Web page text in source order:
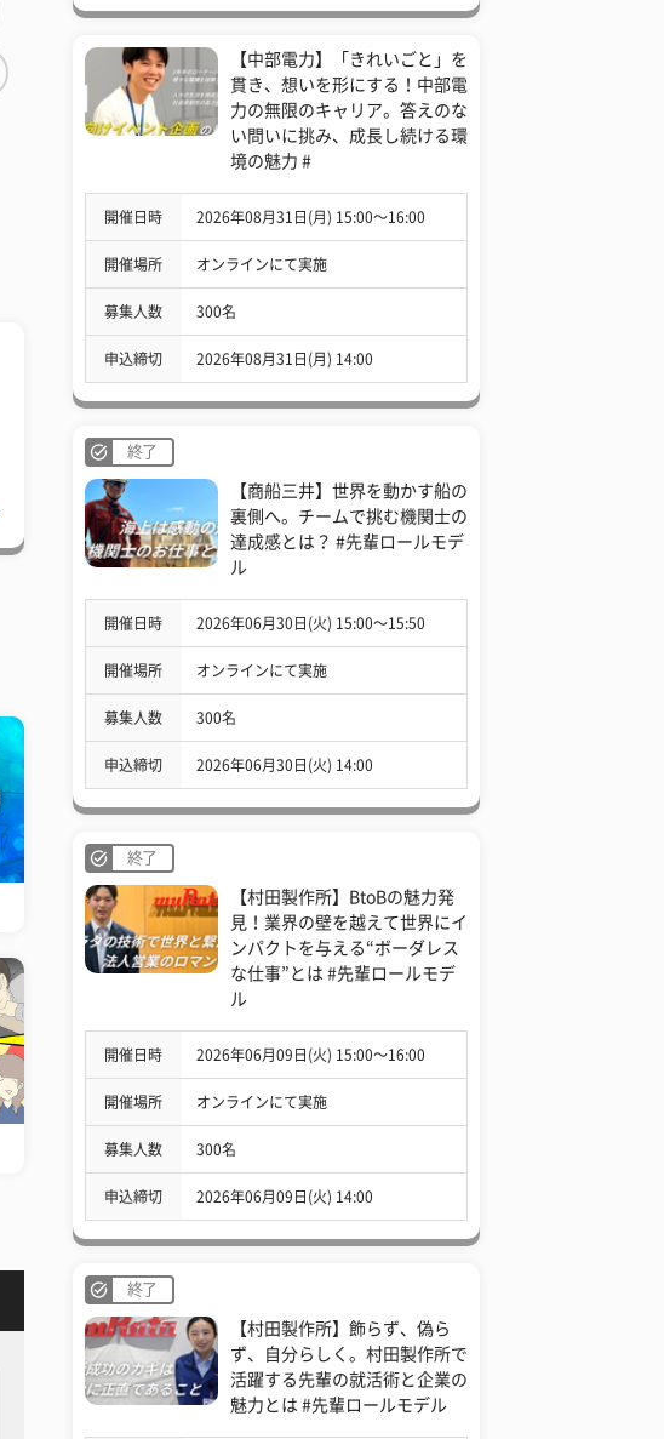
【中部電力】「きれいごと」を
貫き、想いを形にする！中部電
力の無限のキャリア。答えのな
い問いに挑み、成長し続ける環
境の魅力 #
開催日時 2026年08月31日(月) 15:00〜16:00
開催場所 オンラインにて実施
募集人数 300名
申込締切 2026年08月31日(月) 14:00
終了
【商船三井】世界を動かす船の
裏側へ。チームで挑む機関士の
達成感とは？ #先輩ロールモデ
ル
開催日時 2026年06月30日(火) 15:00〜15:50
開催場所 オンラインにて実施
募集人数 300名
申込締切 2026年06月30日(火) 14:00
終了
【村田製作所】BtoBの魅力発
見！業界の壁を越えて世界にイ
ンパクトを与える“ボーダレス
な仕事”とは #先輩ロールモデ
ル
開催日時 2026年06月09日(火) 15:00〜16:00
開催場所 オンラインにて実施
募集人数 300名
申込締切 2026年06月09日(火) 14:00
終了
【村田製作所】飾らず、偽ら
ず、自分らしく。村田製作所で
活躍する先輩の就活術と企業の
魅力とは #先輩ロールモデル